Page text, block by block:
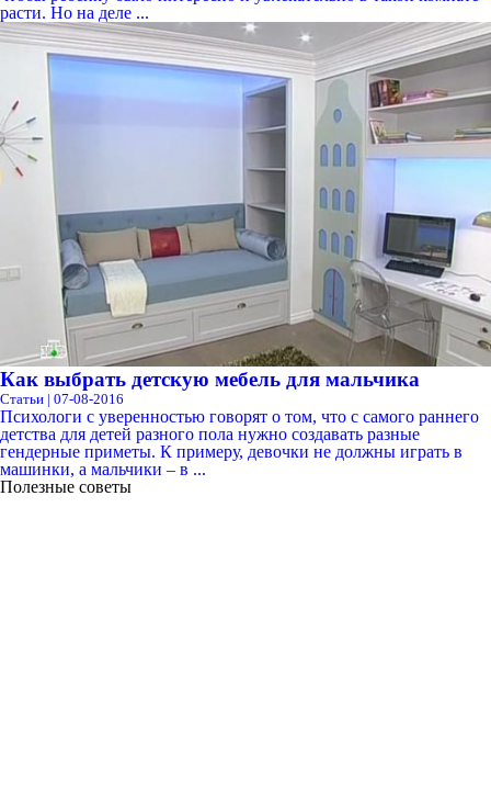
расти. Но на деле ...
Как выбрать детскую мебель для мальчика
Статьи | 07-08-2016
Психологи с уверенностью говорят о том, что с самого раннего
детства для детей разного пола нужно создавать разные
гендерные приметы. К примеру, девочки не должны играть в
машинки, а мальчики – в ...
Полезные советы